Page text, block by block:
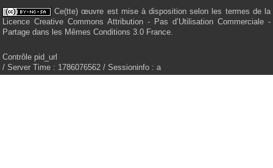
Ce(tte) œuvre est mise à disposition selon les termes de la
Licence Creative Commons Attribution - Pas d’Utilisation Commerciale -
Partage dans les Mêmes Conditions 3.0 France.
Contrôle pid_url
/ Server Time : 1786076562 / Sessioninfo : a